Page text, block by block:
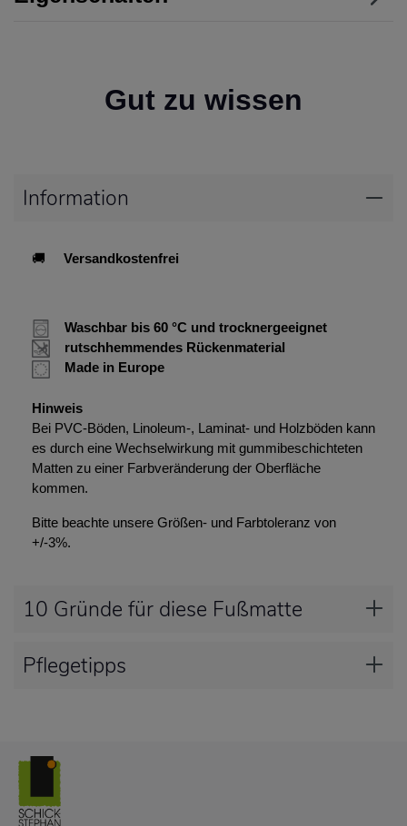
Gut zu wissen
Information
🚚 Versandkostenfrei
Waschbar bis 60 °C und trocknergeeignet
rutschhemmendes Rückenmaterial
Made in Europe
Hinweis
Bei PVC-Böden, Linoleum-, Laminat- und Holzböden kann
es durch eine Wechselwirkung mit gummibeschichteten
Matten zu einer Farbveränderung der Oberfläche
kommen.
Bitte beachte unsere Größen- und Farbtoleranz von
+/-3%.
10 Gründe für diese Fußmatte
Pflegetipps